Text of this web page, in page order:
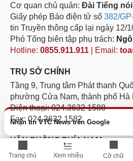
Trang chủ Xem nhiều Cỡ chữ
Nhận tin VTC News trên Google
Cơ quan chủ quản: Đài Tiếng
Giấy phép Báo điện tử số 382/
tin Truyền thông cấp lại ngày 12/
Phó Tổng biên tập phụ trách:
Hotline: 0855.911.911 | Email:
TRỤ SỞ CHÍNH
Tầng 9, Trung tâm Phát thanh
phường Cửa Nam, thành phố Hà
Điện thoại: 024.3632 1588
Fax: 024.3632 1582
VĂN PHÒNG PHÍA NAM
Lầu 11, tòa nhà VOV, số 7,